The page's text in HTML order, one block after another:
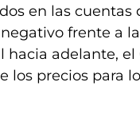
en las cuentas
frente a
hacia adelante, el
los precios para